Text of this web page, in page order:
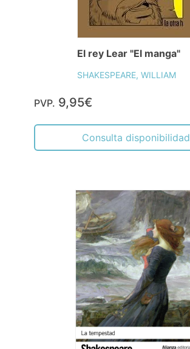
El rey Lear "El manga"
SHAKESPEARE, WILLIAM
PVP. 9,95€
Consulta disponibilidad